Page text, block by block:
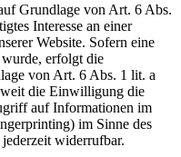
Grundlage von Art. 6 Abs.
Interesse an einer
Website. Sofern eine
erfolgt die
von Art. 6 Abs. 1 lit. a
die Einwilligung die
auf Informationen im
im Sinne des
widerrufbar.